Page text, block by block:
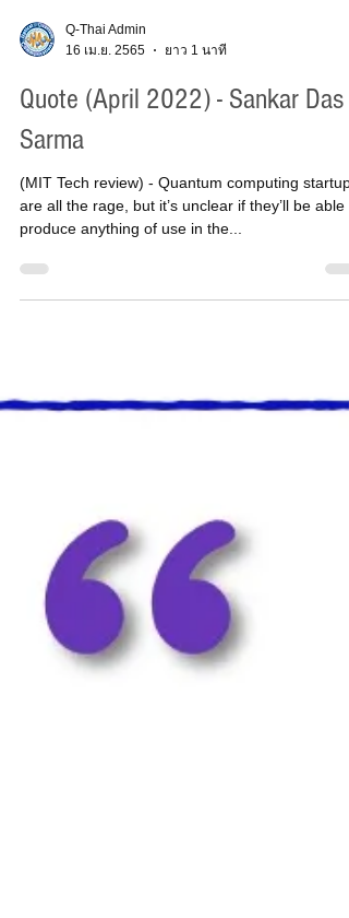
16 เม.ย. 2565
ยาว 1 นาที
Quote (April 2022) - Sankar Das
Sarma
(MIT Tech review) - Quantum computing startups
are all the rage, but it’s unclear if they’ll be able
produce anything of use in the...